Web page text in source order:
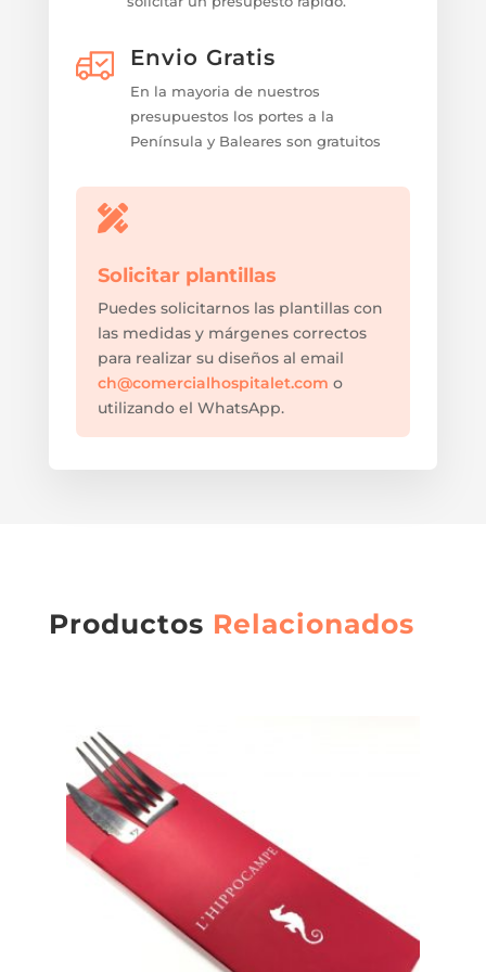
Envio Gratis
En la mayoria de nuestros
presupuestos los portes a la
Península y Baleares son gratuitos

Solicitar plantillas
Puedes solicitarnos las plantillas con
las medidas y márgenes correctos
para realizar su diseños al email
ch@comercialhospitalet.com o
utilizando el WhatsApp.
Productos Relacionados